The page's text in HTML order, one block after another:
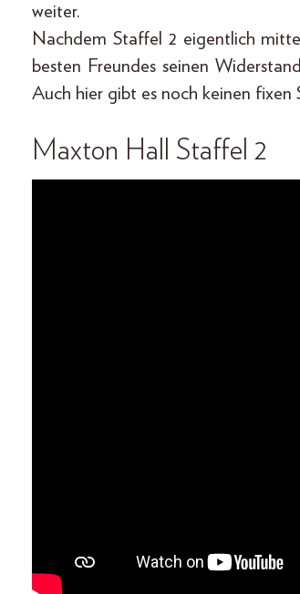
weiter.
Nachdem Staffel 2 eigentlich
besten Freundes seinen
Auch hier gibt es noch keinen
Maxton Hall Staffel 2